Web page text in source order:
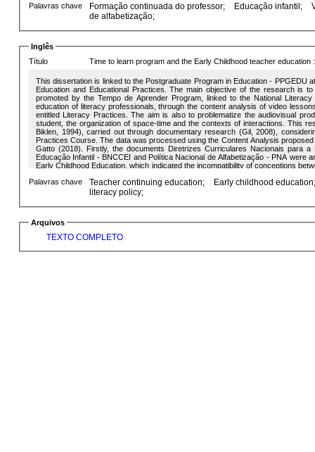
interações, e a representação das crianças, o que indicou a mecanização do
que ignora princípios estéticos da Educação Infantil. Além disso, a análise
reducionista do Curso, evidentes na configuração das videoaulas pela
interações e brincadeiras e que ignora a cultura lúdica, e até no
devem seguir o modelo oferecido para que assim consigam alfabetizar as
tecnicista e mecânico, que segue as prerrogativas e sistemas de valores
Palavras chave Formação continuada do professor; Educação infantil;
de alfabetização;
Inglês
Título
Time to learn program and the Early Childhood teacher
This dissertation is linked to the Postgraduate Program in Education - PPGEDU
Education and Educational Practices. The main objective of the research is
promoted by the Tempo de Aprender Program, linked to the National
education of literacy professionals, through the content analysis of video
entitled Literacy Practices. The aim is also to problematize the audiovisual
student, the organization of space-time and the contexts of interactions. This
Biklen, 1994), carried out through documentary research (Gil, 2008),
Practices Course. The data was processed using the Content Analysis
Gatto (2018). Firstly, the documents Diretrizes Curriculares Nacionais para a Educação Infantil -
Educação Infantil - BNCCEI and Política Nacional de Alfabetização - PNA were analyzed in order to contextualize and observe the legal guidelines for
Early Childhood Education, which indicated the incompatibility of conceptions
indicated the mechanization of the teacher education model used by the course,
addition, the analysis highlighted the individualistic, productivist neoliberal
of the video lessons by centralizing the figure of the teachers, in the space that
the culture of play, even in the behaviour of the students themselves, who act in
achieve literacy. The results of the research indicate that the course has a
and value systems and seeks to regulate teaching practice.
Palavras chave Teacher continuing education;
Early childhood education;
literacy policy;
Arquivos
TEXTO COMPLETO